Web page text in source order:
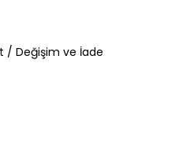
/ Değişim ve İade